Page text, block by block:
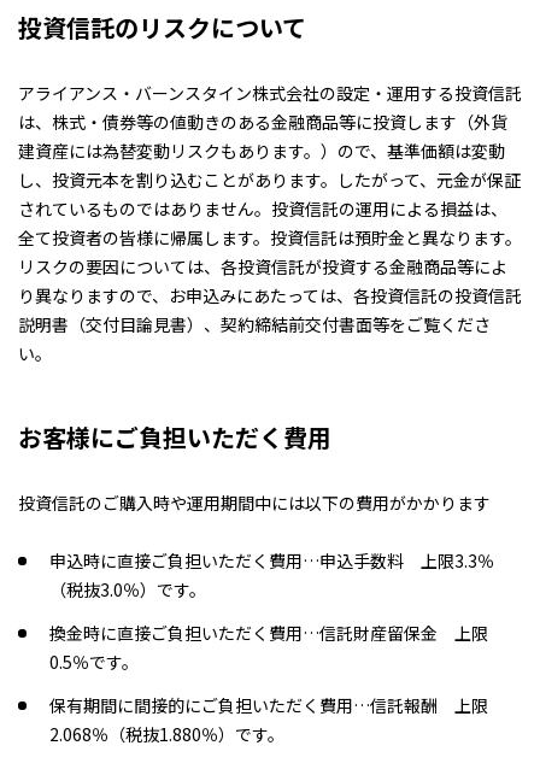
投資信託のリスクについて
アライアンス・バーンスタイン株式会社の設定・運用する投資信託
は、株式・債券等の値動きのある金融商品等に投資します（外貨
建資産には為替変動リスクもあります。）ので、基準価額は変動
し、投資元本を割り込むことがあります。したがって、元金が保証
されているものではありません。投資信託の運用による損益は、
全て投資者の皆様に帰属します。投資信託は預貯金と異なります。
リスクの要因については、各投資信託が投資する金融商品等によ
り異なりますので、お申込みにあたっては、各投資信託の投資信託
説明書（交付目論見書）、契約締結前交付書面等をご覧くださ
い。
お客様にご負担いただく費用
投資信託のご購入時や運用期間中には以下の費用がかかります
申込時に直接ご負担いただく費用…申込手数料 上限3.3％
（税抜3.0％）です。
換金時に直接ご負担いただく費用…信託財産留保金 上限
0.5％です。
保有期間に間接的にご負担いただく費用…信託報酬 上限
2.068％（税抜1.880％）です。